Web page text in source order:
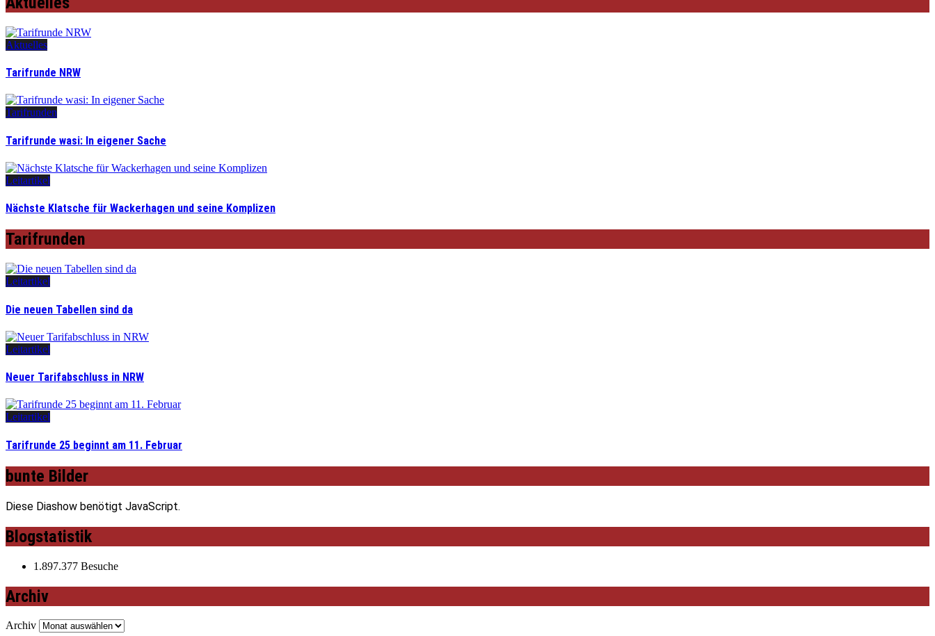
Aktuelles
Tarifrunde NRW
Tarifrunden
Tarifrunde wasi: In eigener Sache
Leitartikel
Nächste Klatsche für Wackerhagen und seine Komplizen
Tarifrunden
Leitartikel
Die neuen Tabellen sind da
Leitartikel
Neuer Tarifabschluss in NRW
Leitartikel
Tarifrunde 25 beginnt am 11. Februar
bunte Bilder
Diese Diashow benötigt JavaScript.
Blogstatistik
1.897.377 Besuche
Archiv
Archiv